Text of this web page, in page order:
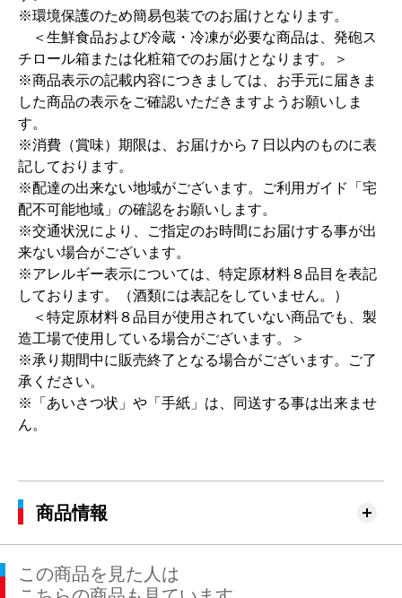
※環境保護のため簡易包装でのお届けとなります。
＜生鮮食品および冷蔵・冷凍が必要な商品は、発砲ス
チロール箱または化粧箱でのお届けとなります。＞
※商品表示の記載内容につきましては、お手元に届きま
した商品の表示をご確認いただきますようお願いしま
す。
※消費（賞味）期限は、お届けから７日以内のものに表
記しております。
※配達の出来ない地域がございます。ご利用ガイド「宅
配不可能地域」の確認をお願いします。
※交通状況により、ご指定のお時間にお届けする事が出
来ない場合がございます。
※アレルギー表示については、特定原材料８品目を表記
しております。（酒類には表記をしていません。）
＜特定原材料８品目が使用されていない商品でも、製
造工場で使用している場合がございます。＞
※承り期間中に販売終了となる場合がございます。ご了
承ください。
※「あいさつ状」や「手紙」は、同送する事は出来ませ
ん。
商品情報
この商品を見た人は